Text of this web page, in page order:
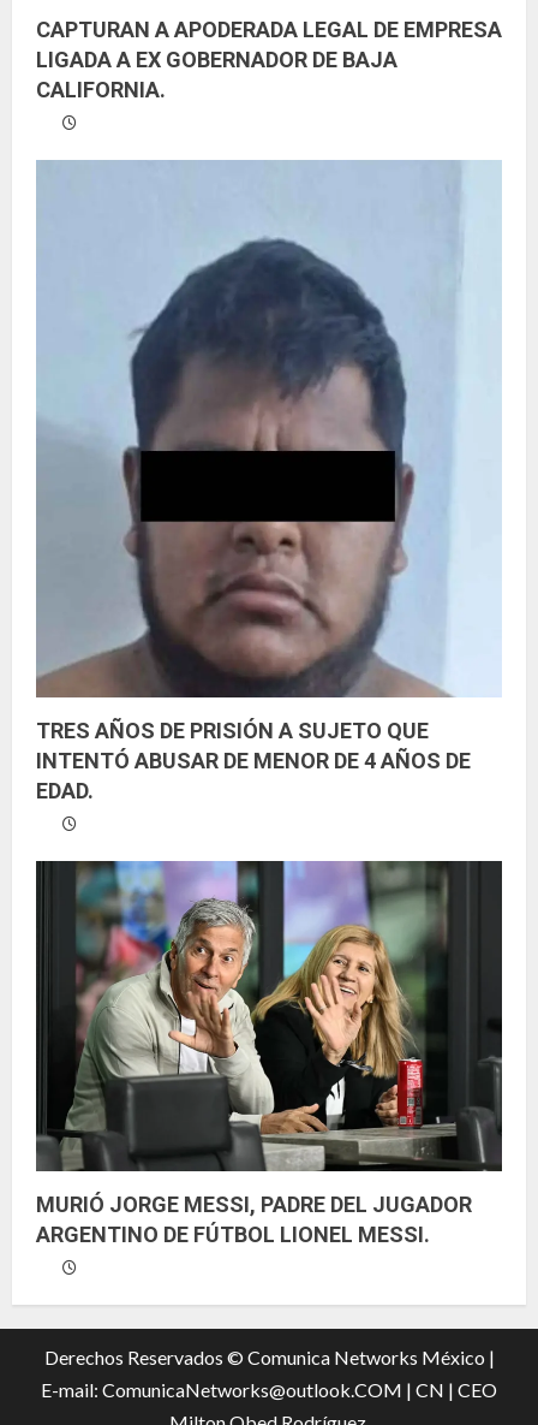
n
d
o
CAPTURAN A APODERADA LEGAL DE EMPRESA
LIGADA A EX GOBERNADOR DE BAJA
CALIFORNIA.
TRES AÑOS DE PRISIÓN A SUJETO QUE
INTENTÓ ABUSAR DE MENOR DE 4 AÑOS DE
EDAD.
MURIÓ JORGE MESSI, PADRE DEL JUGADOR
ARGENTINO DE FÚTBOL LIONEL MESSI.
Derechos Reservados © Comunica Networks México |
E-mail: ComunicaNetworks@outlook.COM | CN | CEO